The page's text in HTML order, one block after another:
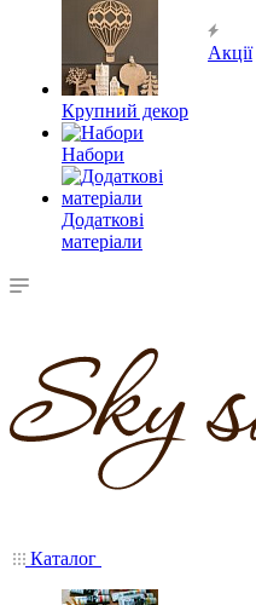
Крупний декор
Набори
Додаткові
матеріали
Акції
Каталог